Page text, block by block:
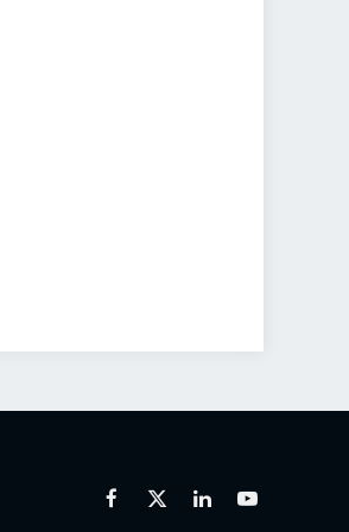
Facebook
X
LinkedinYoutube